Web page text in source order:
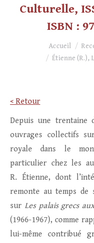
Culturelle,
ISBN :
Vous êtes ici :Accueil
Étienne (R.),
< Retour
Depuis une trentaine
ouvrages collectifs
royale dans le
particulier chez les
R. Étienne, dont
remonte au temps de
sur Les palais grecs
(1966-1967), comme
lui-même contribué